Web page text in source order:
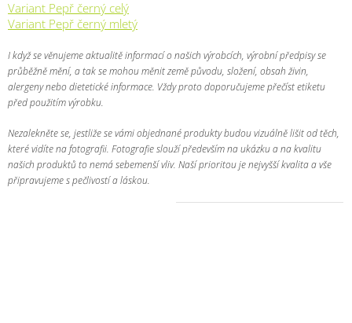
Variant Pepř černý celý
Variant Pepř černý mletý
I když se věnujeme aktualitě informací o našich výrobcích, výrobní předpisy se
průběžně mění, a tak se mohou měnit země původu, složení, obsah živin,
alergeny nebo dietetické informace. Vždy proto doporučujeme přečíst etiketu
před použitím výrobku.
Nezalekněte se, jestliže se vámi objednané produkty budou vizuálně lišit od těch,
které vidíte na fotografii. Fotografie slouží především na ukázku a na kvalitu
našich produktů to nemá sebemenší vliv. Naší prioritou je nejvyšší kvalita a vše
připravujeme s pečlivostí a láskou.